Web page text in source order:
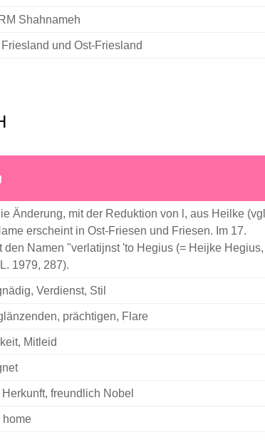
Shahnameh
und Ost-Friesland
Änderung, mit der Reduktion von l, aus Heilke
erscheint in Ost-Friesen und Friesen. Im 17.
den Namen "verlatijnst 'to Hegius (= Heijke Hegius,
1979, 287).
Verdienst, Stil
prächtigen, Flare
Mitleid
freundlich Nobel
home